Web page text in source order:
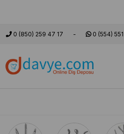
0 (850) 259 47 17 0 (554)